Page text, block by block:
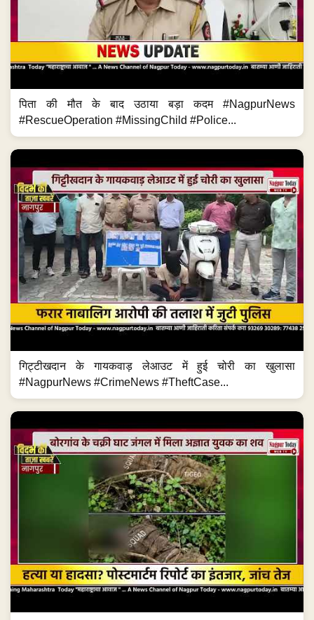
पिता की मौत के बाद उठाया बड़ा कदम #NagpurNews
#RescueOperation #MissingChild #Police...
गिट्टीखदान के गायकवाड़ लेआउट में हुई चोरी का खुलासा
#NagpurNews #CrimeNews #TheftCase...